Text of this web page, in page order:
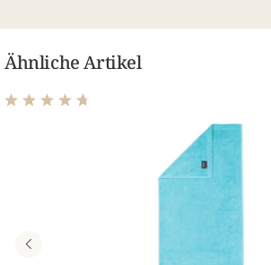
Ähnliche Artikel
Durchschnittliche Bewertung von 4.63